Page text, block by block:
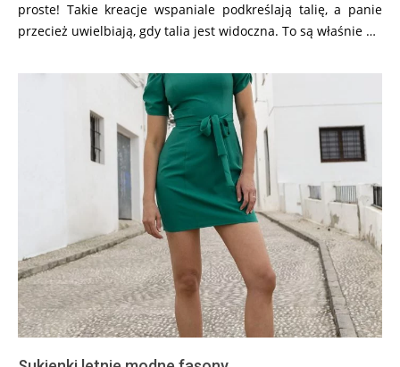
proste! Takie kreacje wspaniale podkreślają talię, a panie
przecież uwielbiają, gdy talia jest widoczna. To są właśnie …